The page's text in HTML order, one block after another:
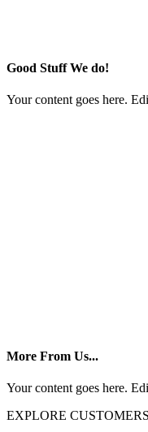
Good Stuff We do!
Your content goes here.
More From Us...
Your content goes here.
EXPLORE